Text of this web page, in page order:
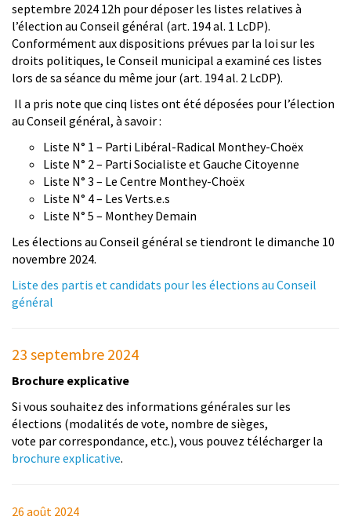
septembre 2024 12h pour déposer les listes relatives à
l’élection au Conseil général (art. 194 al. 1 LcDP).
Conformément aux dispositions prévues par la loi sur les
droits politiques, le Conseil municipal a examiné ces listes
lors de sa séance du même jour (art. 194 al. 2 LcDP).
Il a pris note que cinq listes ont été déposées pour l’élection
au Conseil général, à savoir :
Liste N° 1 – Parti Libéral-Radical Monthey-Choëx
Liste N° 2 – Parti Socialiste et Gauche Citoyenne
Liste N° 3 – Le Centre Monthey-Choëx
Liste N° 4 – Les Verts.e.s
Liste N° 5 – Monthey Demain
Les élections au Conseil général se tiendront le dimanche 10
novembre 2024.
Liste des partis et candidats pour les élections au Conseil
général
23 septembre 2024
Brochure explicative
Si vous souhaitez des informations générales sur les
élections (modalités de vote, nombre de sièges,
vote par correspondance, etc.), vous pouvez télécharger la
brochure explicative.
26 août 2024